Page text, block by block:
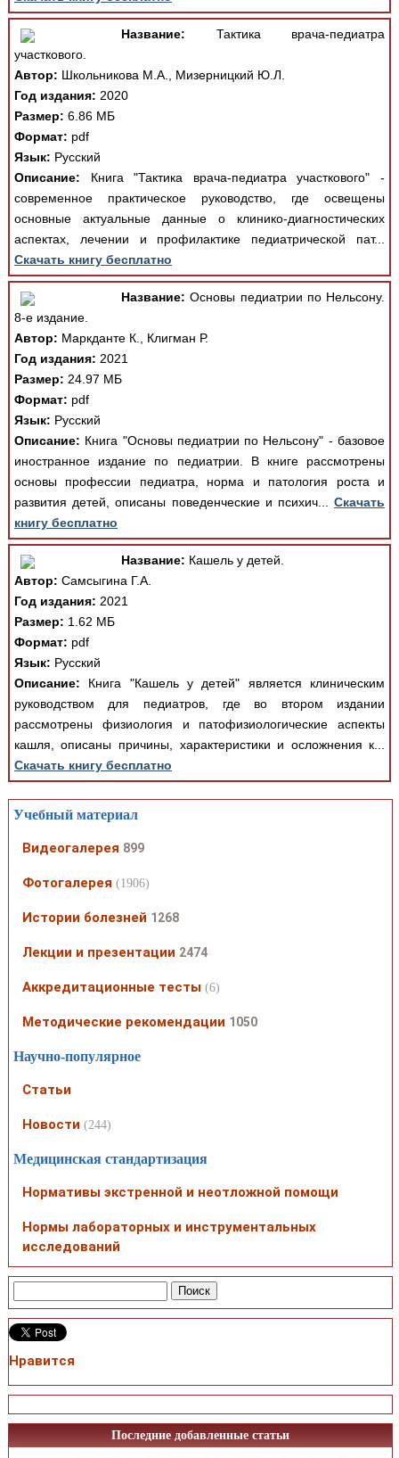
Название: Тактика врача-педиатра
участкового.
Автор: Школьникова М.А., Мизерницкий Ю.Л.
Год издания: 2020
Размер: 6.86 МБ
Формат: pdf
Язык: Русский
Описание: Книга "Тактика врача-педиатра участкового" -
современное практическое руководство, где освещены
основные актуальные данные о клинико-диагностических
аспектах, лечении и профилактике педиатрической пат...
Скачать книгу бесплатно
Название: Основы педиатрии по Нельсону.
8-е издание.
Автор: Маркданте К., Клигман Р.
Год издания: 2021
Размер: 24.97 МБ
Формат: pdf
Язык: Русский
Описание: Книга "Основы педиатрии по Нельсону" - базовое
иностранное издание по педиатрии. В книге рассмотрены
основы профессии педиатра, норма и патология роста и
развития детей, описаны поведенческие и психич...Скачать
книгу бесплатно
Название: Кашель у детей.
Автор: Самсыгина Г.А.
Год издания: 2021
Размер: 1.62 МБ
Формат: pdf
Язык: Русский
Описание: Книга "Кашель у детей" является клиническим
руководством для педиатров, где во втором издании
рассмотрены физиология и патофизиологические аспекты
кашля, описаны причины, характеристики и осложнения к...
Скачать книгу бесплатно
Учебный материал
Видеогалерея 899
Фотогалерея (1906)
Истории болезней 1268
Лекции и презентации 2474
Аккредитационные тесты (6)
Методические рекомендации 1050
Научно-популярное
Статьи
Новости (244)
Медицинская стандартизация
Нормативы экстренной и неотложной помощи
Нормы лабораторных и инструментальных
исследований
Нравится
Последние добавленные статьи